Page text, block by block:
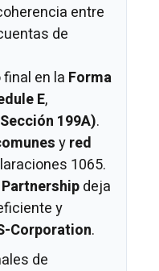
entre
de
en la Forma
E,
199A).
yred
1065.
Partnershipdeja
y
Corporation.
de